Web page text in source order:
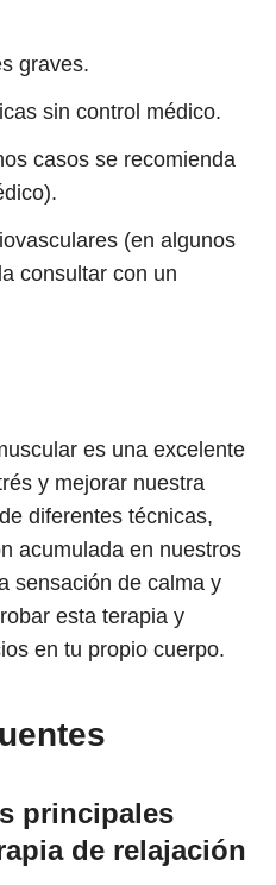
graves.
sin control médico.
casos se recomienda
(en algunos
consultar con un
es una excelente
y mejorar nuestra
diferentes técnicas,
acumulada en nuestros
sensación de calma y
esta terapia y
en tu propio cuerpo.
principales
de relajación